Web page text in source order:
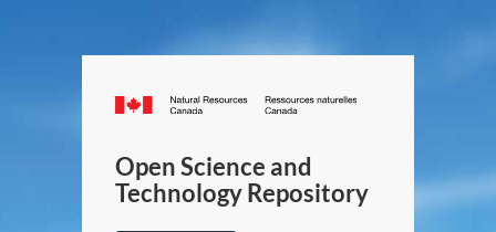
Canada.ca
/
Canada
Open Science and
Technology Repository